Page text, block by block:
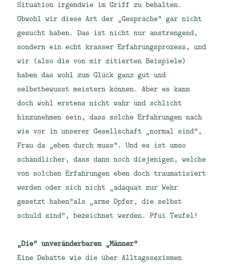
Situation irgendwie im Griff zu behalten.
Obwohl wir diese Art der „Gespräche“ gar nicht
gesucht haben. Das ist nicht nur anstrengend,
sondern ein echt krasser Erfahrungsprozess, und
wir (also die von mir zitierten Beispiele)
haben das wohl zum Glück ganz gut und
selbstbewusst meistern können. Aber es kann
doch wohl erstens nicht wahr und schlicht
hinzunehmen sein, dass solche Erfahrungen nach
wie vor in unserer Gesellschaft „normal sind“,
Frau da „eben durch muss“. Und es ist umso
schändlicher, dass dann noch diejenigen, welche
von solchen Erfahrungen eben doch traumatisiert
werden oder sich nicht „adäquat zur Wehr
gesetzt haben“als „arme Opfer, die selbst
schuld sind“, bezeichnet werden. Pfui Teufel!
„Die“ unveränderbaren „Männer“
Eine Debatte wie die über Alltagssexismen